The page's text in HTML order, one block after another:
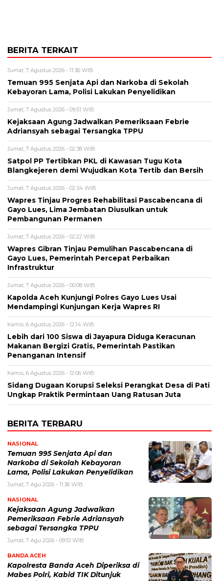
BERITA TERKAIT
Jumat, 7 Agustus 2026 - 11:36 WIB
Temuan 995 Senjata Api dan Narkoba di Sekolah
Kebayoran Lama, Polisi Lakukan Penyelidikan
Jumat, 7 Agustus 2026 - 09:51 WIB
Kejaksaan Agung Jadwalkan Pemeriksaan Febrie
Adriansyah sebagai Tersangka TPPU
Jumat, 7 Agustus 2026 - 02:38 WIB
Satpol PP Tertibkan PKL di Kawasan Tugu Kota
Blangkejeren demi Wujudkan Kota Tertib dan Bersih
Jumat, 7 Agustus 2026 - 02:34 WIB
Wapres Tinjau Progres Rehabilitasi Pascabencana di
Gayo Lues, Lima Jembatan Diusulkan untuk
Pembangunan Permanen
Jumat, 7 Agustus 2026 - 02:22 WIB
Wapres Gibran Tinjau Pemulihan Pascabencana di
Gayo Lues, Pemerintah Percepat Perbaikan
Infrastruktur
Jumat, 7 Agustus 2026 - 00:08 WIB
Kapolda Aceh Kunjungi Polres Gayo Lues Usai
Mendampingi Kunjungan Kerja Wapres RI
Kamis, 6 Agustus 2026 - 12:14 WIB
Lebih dari 100 Siswa di Jayapura Diduga Keracunan
Makanan Bergizi Gratis, Pemerintah Pastikan
Penanganan Intensif
Kamis, 6 Agustus 2026 - 12:06 WIB
Sidang Dugaan Korupsi Seleksi Perangkat Desa di Pati
Ungkap Praktik Permintaan Uang Ratusan Juta
BERITA TERBARU
NASIONAL
Temuan 995 Senjata Api dan
Narkoba di Sekolah Kebayoran
Lama, Polisi Lakukan Penyelidikan
Jumat, 7 Agu 2026 - 11:36 WIB
NASIONAL
Kejaksaan Agung Jadwalkan
Pemeriksaan Febrie Adriansyah
sebagai Tersangka TPPU
Jumat, 7 Agu 2026 - 09:51 WIB
BANDA ACEH
Kapolresta Banda Aceh Diperiksa di
Mabes Polri, Kabid TIK Ditunjuk